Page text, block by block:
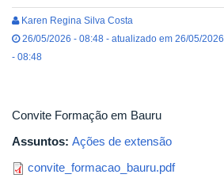
Karen Regina Silva Costa
26/05/2026 - 08:48 - atualizado em 26/05/2026
- 08:48
Convite Formação em Bauru
Assuntos: Ações de extensão
convite_formacao_bauru.pdf